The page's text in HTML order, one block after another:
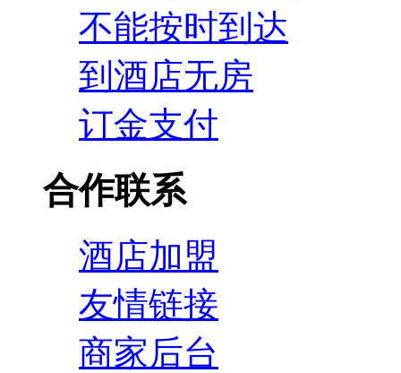
不能按时到达
到酒店无房
订金支付
合作联系
酒店加盟
友情链接
商家后台